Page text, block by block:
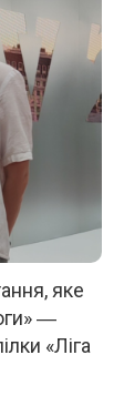
яке
―
«Ліга